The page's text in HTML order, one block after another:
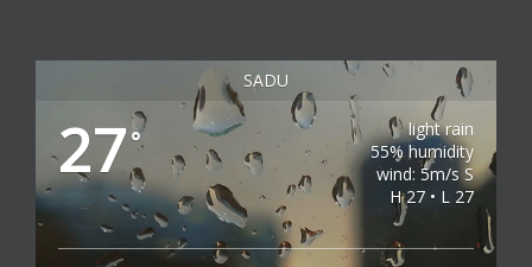
SADU
27°
light rain
55% humidity
wind: 5m/s S
H 27 • L 27